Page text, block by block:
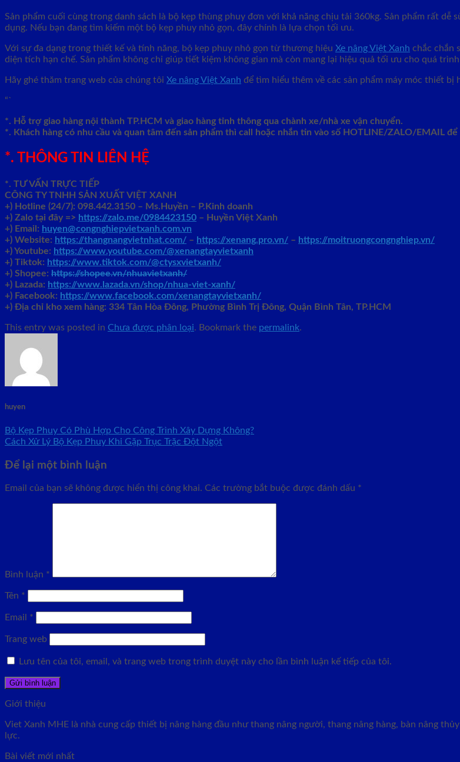
Sản phẩm cuối cùng trong danh sách là bộ kẹp thùng phuy đơn với khả năng chịu tải 360kg. Sản phẩm rất dễ
dụng. Nếu bạn đang tìm kiếm một bộ kẹp phuy nhỏ gọn, đây chính là lựa chọn tối ưu.
Với sự đa dạng trong thiết kế và tính năng, bộ kẹp phuy nhỏ gọn từ thương hiệu Xe nâng Việt Xanh chắc chắn
diện tích hạn chế. Sản phẩm không chỉ giúp tiết kiệm không gian mà còn mang lại hiệu quả tối ưu cho quá
Hãy ghé thăm trang web của chúng tôi Xe nâng Việt Xanh để tìm hiểu thêm về các sản phẩm máy móc thiết bị
“`
*. Hỗ trợ giao hàng nội thành TP.HCM và giao hàng tỉnh thông qua chành xe/nhà xe vận chuyển.
*. Khách hàng có nhu cầu và quan tâm đến sản phẩm thì call hoặc nhắn tin vào số HOTLINE/ZALO/EMAIL
*. THÔNG TIN LIÊN HỆ
*. TƯ VẤN TRỰC TIẾP
CÔNG TY TNHH SẢN XUẤT VIỆT XANH
+) Hotline (24/7): 098.442.3150 – Ms.Huyền – P.Kinh doanh
+) Zalo tại đây => https://zalo.me/0984423150 – Huyền Việt Xanh
+) Email: huyen@congnghiepvietxanh.com.vn
+) Website: https://thangnangvietnhat.com/ – https://xenang.pro.vn/ – https://moitruongcongnghiep.vn/
+) Youtube: https://www.youtube.com/@xenangtayvietxanh
+) Tiktok: https://www.tiktok.com/@ctysxvietxanh/
+) Shopee: https://shopee.vn/nhuavietxanh/
+) Lazada: https://www.lazada.vn/shop/nhua-viet-xanh/
+) Facebook: https://www.facebook.com/xenangtayvietxanh/
+) Địa chỉ kho xem hàng: 334 Tân Hòa Đông, Phường Bình Trị Đông, Quận Bình Tân, TP.HCM
This entry was posted in Chưa được phân loại. Bookmark the permalink.
huyen
Bộ Kẹp Phuy Có Phù Hợp Cho Công Trình Xây Dựng Không?
Cách Xử Lý Bộ Kẹp Phuy Khi Gặp Trục Trặc Đột Ngột
Để lại một bình luận
Email của bạn sẽ không được hiển thị công khai. Các trường bắt buộc được đánh dấu *
Bình luận *
Tên *
Email *
Trang web
Lưu tên của tôi, email, và trang web trong trình duyệt này cho lần bình luận kế tiếp của tôi.
Giới thiệu
Viet Xanh MHE là nhà cung cấp thiết bị nâng hàng đầu như thang nâng người, thang nâng hàng, bàn nâng
lực.
Bài viết mới nhất